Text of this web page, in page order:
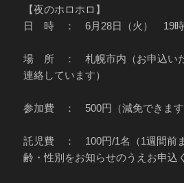
【夜のホロホロ】
日 時 ： 6月28日（火） 19時
場 所 ： 札幌市内（お申込いた
連絡しています）
参加費 ： 500円（減免できます
託児費 ： 100円/1名（1週間前
齢・性別をお知らせのうえお申込